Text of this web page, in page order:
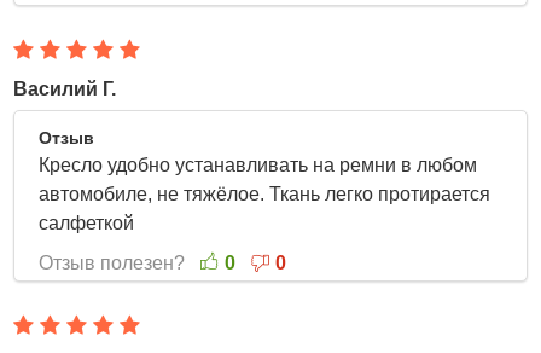
Василий Г.
Отзыв
Кресло удобно устанавливать на ремни в любом
автомобиле, не тяжёлое. Ткань легко протирается
салфеткой
Отзыв полезен?
0 0